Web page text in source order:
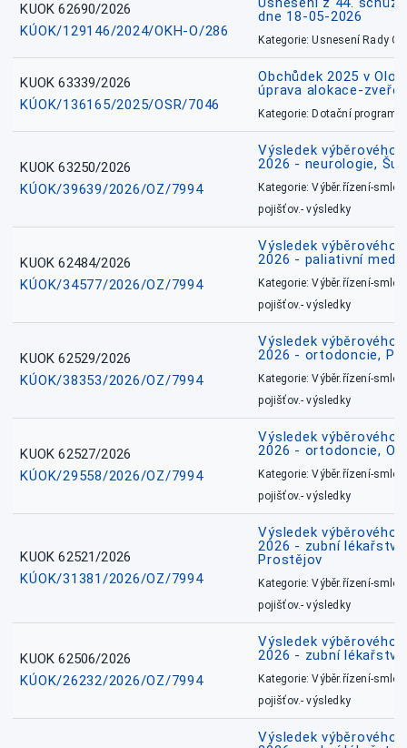
KUOK 62690/2026
KÚOK/129146/2024/OKH-O/286
dne 18-05-2026
Kategorie: Usnesení Rady
KUOK 63339/2026
KÚOK/136165/2025/OSR/7046
Obchůdek 2025 v
úprava alokace-
Kategorie: Dotační
KUOK 63250/2026
KÚOK/39639/2026/OZ/7994
Výsledek výběrového
2026 - neurologie,
Kategorie: Výběr.řízení-
pojišťov.- výsledky
KUOK 62484/2026
KÚOK/34577/2026/OZ/7994
Výsledek výběrového
2026 - paliativní
Kategorie: Výběr.řízení-
pojišťov.- výsledky
KUOK 62529/2026
KÚOK/38353/2026/OZ/7994
Výsledek výběrového
2026 - ortodoncie,
Kategorie: Výběr.řízení-
pojišťov.- výsledky
KUOK 62527/2026
KÚOK/29558/2026/OZ/7994
Výsledek výběrového
2026 - ortodoncie,
Kategorie: Výběr.řízení-
pojišťov.- výsledky
KUOK 62521/2026
KÚOK/31381/2026/OZ/7994
Výsledek výběrového
2026 - zubní
Prostějov
Kategorie: Výběr.řízení-
pojišťov.- výsledky
KUOK 62506/2026
KÚOK/26232/2026/OZ/7994
Výsledek výběrového
2026 - zubní
Kategorie: Výběr.řízení-
pojišťov.- výsledky
Výsledek výběrového